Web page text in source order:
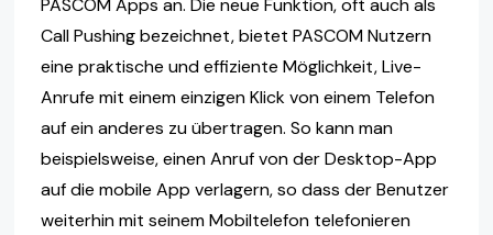
PASCOM Apps an. Die neue Funktion, oft auch als
Call Pushing bezeichnet, bietet PASCOM Nutzern
eine praktische und effiziente Möglichkeit, Live-
Anrufe mit einem einzigen Klick von einem Telefon
auf ein anderes zu übertragen. So kann man
beispielsweise, einen Anruf von der Desktop-App
auf die mobile App verlagern, so dass der Benutzer
weiterhin mit seinem Mobiltelefon telefonieren